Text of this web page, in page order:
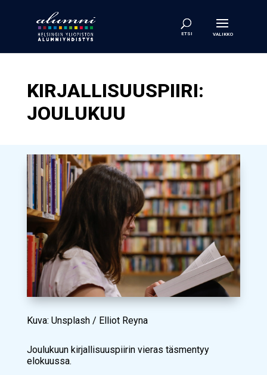
KIRJALLISUUSPIIRI:
JOULUKUU
Kuva: Unsplash / Elliot Reyna
Joulukuun kirjallisuuspiirin vieras täsmentyy
elokuussa.